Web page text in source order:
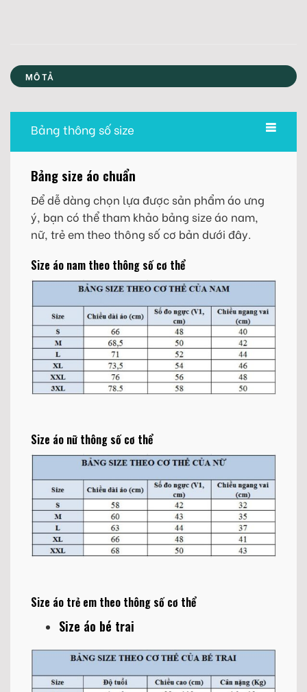
MÔ TẢ
Bảng thông số size
Bảng size áo chuẩn
Để dễ dàng chọn lựa được sản phẩm áo ưng
ý, bạn có thể tham khảo bảng size áo nam,
nữ, trẻ em theo thông số cơ bản dưới đây.
Size áo nam theo thông số cơ thể
Size áo nữ thông số cơ thể
Size áo trẻ em theo thông số cơ thể
Size áo bé trai